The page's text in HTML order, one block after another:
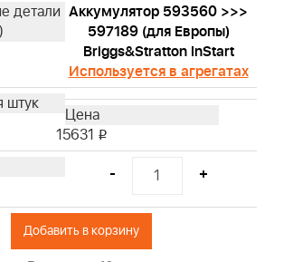
Аккумулятор 593560 >>>
597189 (для Европы)
Briggs&Stratton InStart
Используется в агрегатах
15631 i
- +
Добавить в корзину